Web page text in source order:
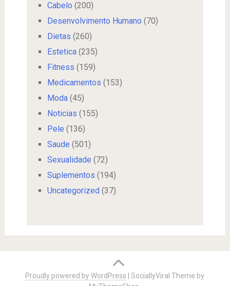
Cabelo (200)
Desenvolvimento Humano (70)
Dietas (260)
Estetica(235)
Fitness (159)
Medicamentos (153)
Moda(45)
Noticias (155)
Pele (136)
Saude (501)
Sexualidade (72)
Suplementos (194)
Uncategorized (37)
Proudly powered by WordPress |SociallyViral Theme by